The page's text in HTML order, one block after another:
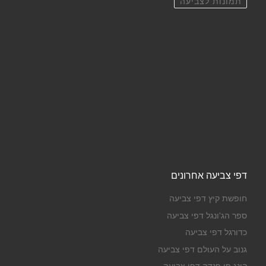
דפי צביעה אחרונים
חופשת קיץ דפי צביעה
ספר הג'ונגל דפי צביעה
כדורגל דפי צביעה
גנוב על העולם דפי צביעה